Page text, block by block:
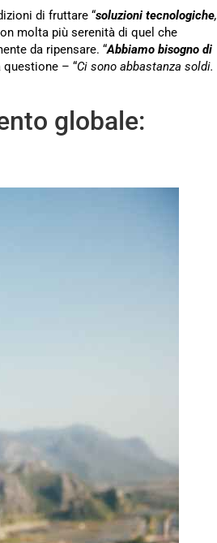
di fruttare “soluzioni tecnologiche,
molta più serenità di quel che
da ripensare. “Abbiamo bisogno di
– “Ci sono abbastanza soldi.
globale: